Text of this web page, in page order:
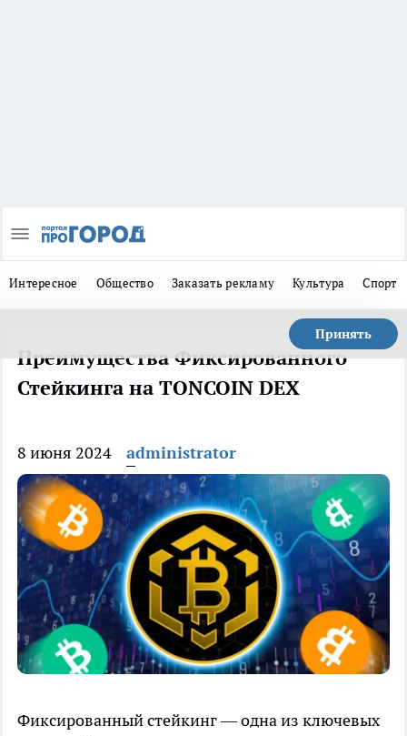
Интересное Общество Заказать рекламу Культура Спорт
Принять
Преимущества Фиксированного
Стейкинга на TONCOIN DEX
8 июня 2024 administrator
Фиксированный стейкинг — одна из ключевых